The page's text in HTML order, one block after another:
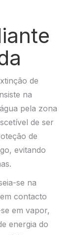
de
na
pela zona
de ser
de
evitando
se na
contacto
em vapor,
energia do